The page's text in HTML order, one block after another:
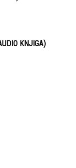
KNJIGA)